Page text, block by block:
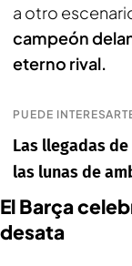
a otro
campeón
eterno rival.
PUEDE
Las llegadas
las lunas de
El Barça
desata